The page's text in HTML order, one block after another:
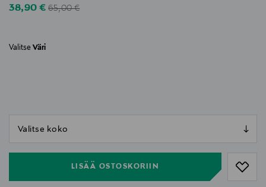
Discounted Price
38,90 €Original Price
65,00 €
Valitse Väri
LISÄÄ OSTOSKORIIN